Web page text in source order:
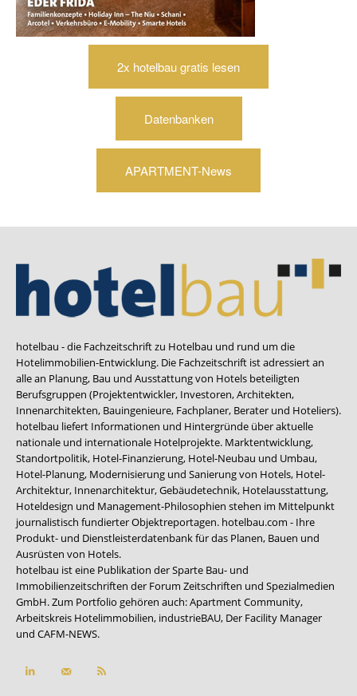
2x hotelbau gratis lesen
Datenbanken
APARTMENT-News
hotelbau - die Fachzeitschrift zu Hotelbau und rund um die
Hotelimmobilien-Entwicklung. Die Fachzeitschrift ist adressiert an
alle an Planung, Bau und Ausstattung von Hotels beteiligten
Berufsgruppen (Projektentwickler, Investoren, Architekten,
Innenarchitekten, Bauingenieure, Fachplaner, Berater und Hoteliers).
hotelbau liefert Informationen und Hintergründe über aktuelle
nationale und internationale Hotelprojekte. Marktentwicklung,
Standortpolitik, Hotel-Finanzierung, Hotel-Neubau und Umbau,
Hotel-Planung, Modernisierung und Sanierung von Hotels, Hotel-
Architektur, Innenarchitektur, Gebäudetechnik, Hotelausstattung,
Hoteldesign und Management-Philosophien stehen im Mittelpunkt
journalistisch fundierter Objektreportagen. hotelbau.com - Ihre
Produkt- und Dienstleisterdatenbank für das Planen, Bauen und
Ausrüsten von Hotels.
hotelbau ist eine Publikation der Sparte Bau- und
Immobilienzeitschriften der Forum Zeitschriften und Spezialmedien
GmbH. Zum Portfolio gehören auch:Apartment Community,
Arbeitskreis Hotelimmobilien, industrieBAU, Der Facility Manager
und CAFM-NEWS.